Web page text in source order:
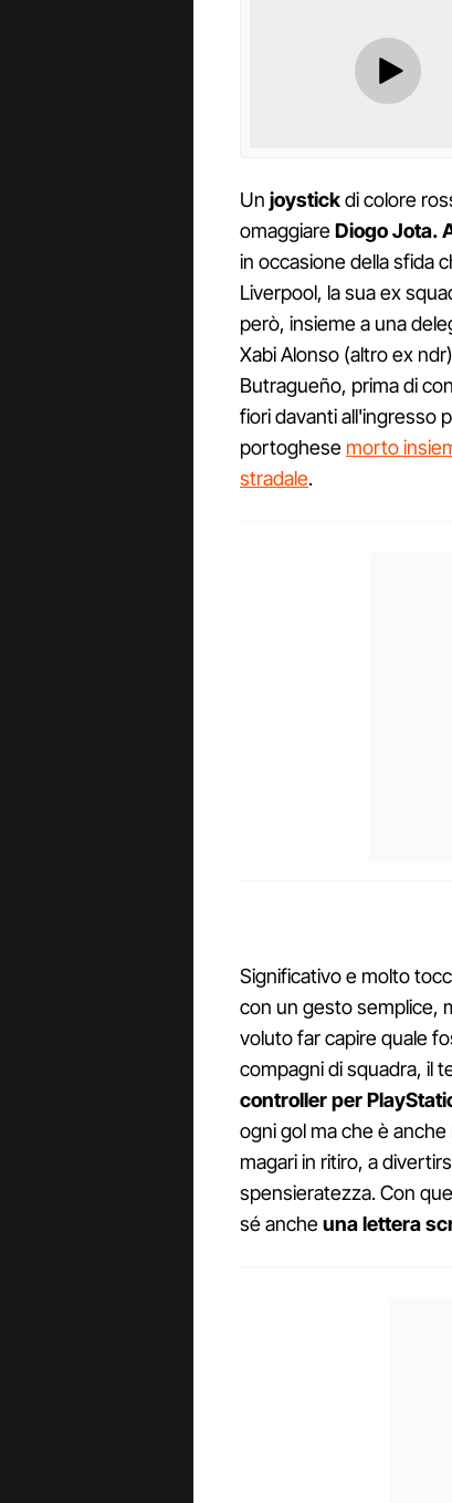
Un joystickdi colore
omaggiareDiogo Jota.
in occasione della sfida
Liverpool, la sua ex
però, insieme a una
Xabi Alonso (altro ex
Butragueño, prima di
fiori davanti all'ingresso
portoghese morto
stradale.
Significativo e molto
con un gesto semplice,
voluto far capire quale
compagni di squadra, il
controller per
ogni gol ma che è
magari in ritiro, a
spensieratezza. Con
sé ancheuna lettera